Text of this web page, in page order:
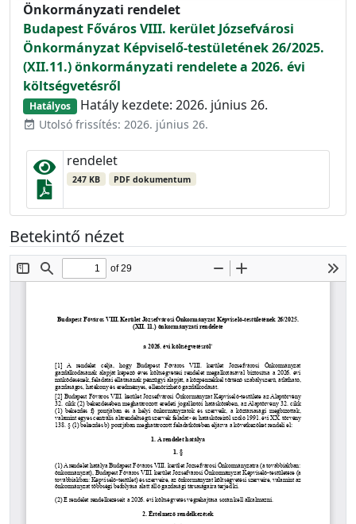
Önkormányzati rendelet
Budapest Főváros VIII. kerület Józsefvárosi
Önkormányzat Képviselő-testületének 26/2025.
(XII.11.) önkormányzati rendelete a 2026. évi
költségvetésről
Hatályos Hatály kezdete: 2026. június 26.
event_available Utolsó frissítés: 2026. június 26.
rendelet
247 KB PDF dokumentum
Betekintő nézet